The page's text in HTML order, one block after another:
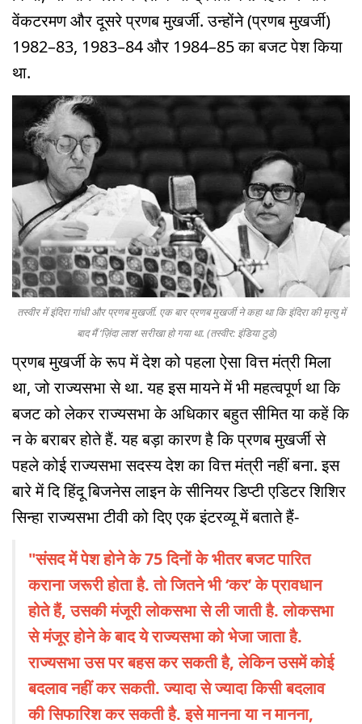
वेंकटरमण और दूसरे प्रणब मुखर्जी. उन्होंने (प्रणब मुखर्जी)
1982–83, 1983–84 और 1984–85 का बजट पेश किया
था.
तस्वीर में इंदिरा गांधी और प्रणब मुखर्जी. एक बार प्रणब मुखर्जी ने कहा था कि इंदिरा की मृत्यु में
बाद मैं ‘ज़िंदा लाश’ सरीखा हो गया था. (तस्वीर: इंडिया टुडे)
प्रणब मुखर्जी के रूप में देश को पहला ऐसा वित्त मंत्री मिला
था, जो राज्यसभा से था. यह इस मायने में भी महत्वपूर्ण था कि
बजट को लेकर राज्यसभा के अधिकार बहुत सीमित या कहें कि
न के बराबर होते हैं. यह बड़ा कारण है कि प्रणब मुखर्जी से
पहले कोई राज्यसभा सदस्य देश का वित्त मंत्री नहीं बना. इस
बारे में दि हिंदू बिजनेस लाइन के सीनियर डिप्टी एडिटर शिशिर
सिन्हा राज्यसभा टीवी को दिए एक इंटरव्यू में बताते हैं-
"संसद में पेश होने के 75 दिनों के भीतर बजट पारित
कराना जरूरी होता है. तो जितने भी ‘कर’ के प्रावधान
होते हैं, उसकी मंजूरी लोकसभा से ली जाती है. लोकसभा
से मंजूर होने के बाद ये राज्यसभा को भेजा जाता है.
राज्यसभा उस पर बहस कर सकती है, लेकिन उसमें कोई
बदलाव नहीं कर सकती. ज्यादा से ज्यादा किसी बदलाव
की सिफारिश कर सकती है. इसे मानना या न मानना,